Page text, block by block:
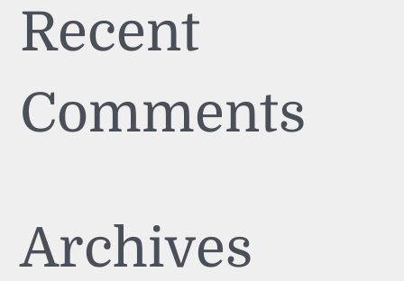
Recent
Comments
Archives